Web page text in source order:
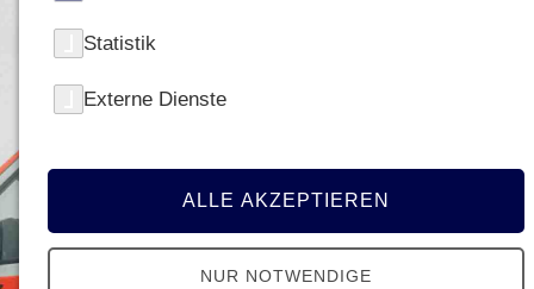
Statistik
Externe Dienste
ALLE AKZEPTIEREN
NUR NOTWENDIGE